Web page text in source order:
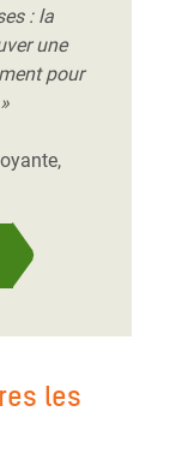
: la
une
pour
les